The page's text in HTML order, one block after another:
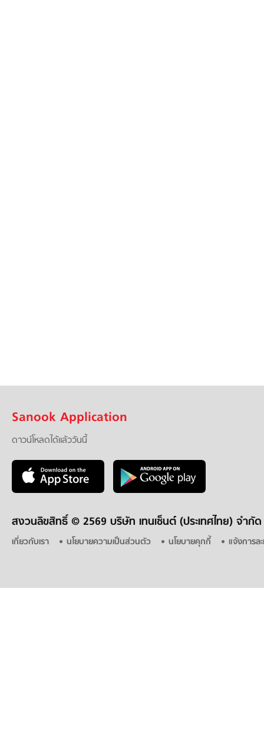
Sanook Application
ดาวน์โหลดได้แล้ววันนี้
สงวนลิขสิทธิ์ © 2569 บริษัท เทนเซ็นต์ (ประเทศไทย) จำกัด
เกี่ยวกับเรา นโยบายความเป็นส่วนตัว นโยบายคุกกี้ แจ้งการล